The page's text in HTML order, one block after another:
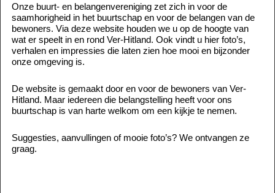
Onze buurt- en belangenvereniging zet zich in voor de
saamhorigheid in het buurtschap en voor de belangen van de
bewoners. Via deze website houden we u op de hoogte van
wat er speelt in en rond Ver-Hitland. Ook vindt u hier foto’s,
verhalen en impressies die laten zien hoe mooi en bijzonder
onze omgeving is.
De website is gemaakt door en voor de bewoners van Ver-
Hitland. Maar iedereen die belangstelling heeft voor ons
buurtschap is van harte welkom om een kijkje te nemen.
Suggesties, aanvullingen of mooie foto’s? We ontvangen ze
graag.